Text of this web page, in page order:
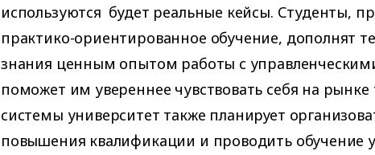
используются будет реальные кейсы. Студенты,
практико-ориентированное обучение, дополнят
знания ценным опытом работы с
поможет им увереннее чувствовать себя на рынке
системы университет также планирует
повышения квалификации и проводить обучение